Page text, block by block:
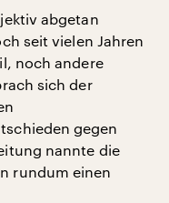
abgetan
seit vielen Jahren
noch andere
sich der
gegen
nannte die
rundum einen